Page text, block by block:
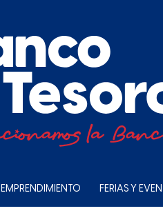
EMPRENDIMIENTO FERIAS Y